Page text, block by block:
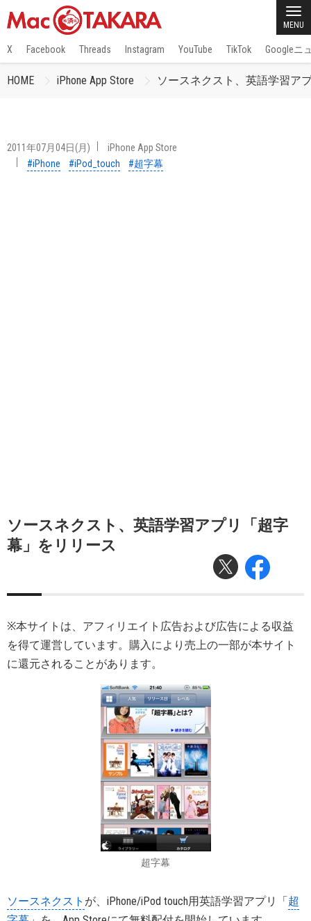
MENU
X Facebook Threads Instagram YouTube TikTok Googleニ
HOME iPhone App Store ソースネクスト、英語学習ア
2011年07月04日(月)
iPhone App Store
#iPhone
#iPod_touch #超字幕
ソースネクスト、英語学習アプリ「超字
幕」をリリース
※本サイトは、アフィリエイト広告および広告による収益
を得て運営しています。購入により売上の一部が本サイト
に還元されることがあります。
超字幕
ソースネクスト が、iPhone/iPod touch用英語学習アプリ「超